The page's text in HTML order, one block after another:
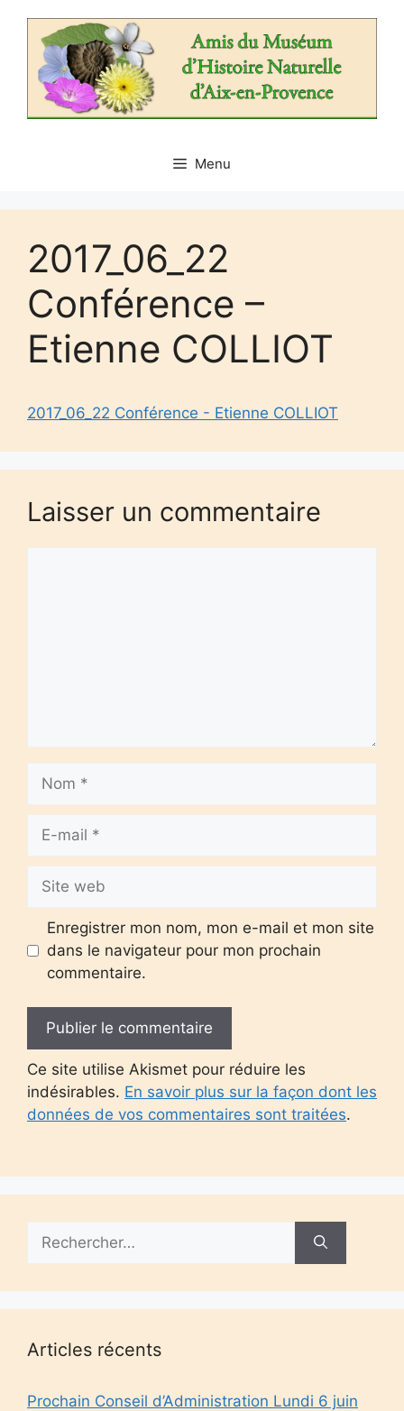
contenu
Menu
2017_06_22
Conférence –
Etienne COLLIOT
2017_06_22 Conférence - Etienne COLLIOT
Laisser un commentaire
mail
web
Enregistrer mon nom, mon e-mail et mon site
dans le navigateur pour mon prochain
commentaire.
Ce site utilise Akismet pour réduire les
indésirables. En savoir plus sur la façon dont les
données de vos commentaires sont traitées.
Articles récents
Prochain Conseil d’Administration Lundi 6 juin